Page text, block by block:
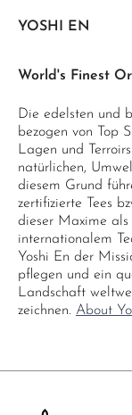
YOSHI EN
World's Finest
Die edelsten und
bezogen von Top
Lagen und
natürlichen,
diesem Grund
zertifizierte Tees
dieser Maxime
internationalem
Yoshi En der
pflegen und ein
Landschaft
zeichnen. About